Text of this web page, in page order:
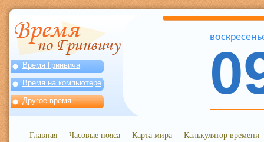
Время Гринвича
Время на компьютере
Другое время
Главная Часовые пояса Карта мира Калькулятор времени